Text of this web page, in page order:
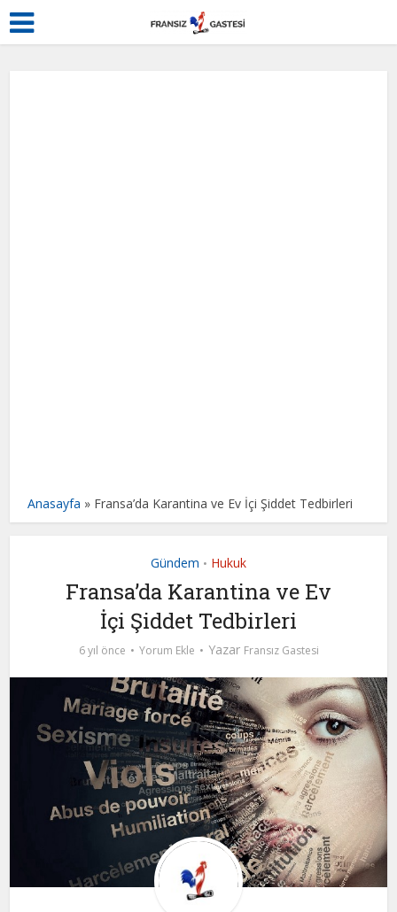
Anasayfa » Fransa’da Karantina ve Ev İçi Şiddet Tedbirleri
Gündem • Hukuk
Fransa’da Karantina ve Ev
İçi Şiddet Tedbirleri
6 yıl önce Yorum Ekle Yazar Fransız Gastesi